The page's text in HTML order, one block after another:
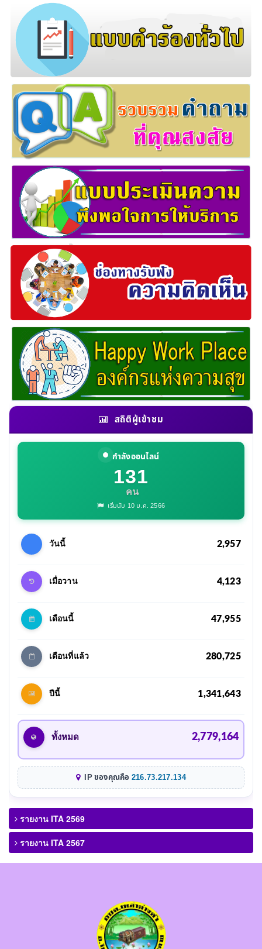
สถิติผู้เข้าชม
กำลังออนไลน์
131
คน
เริ่มนับ 10 ม.ค. 2566
วันนี้ 2,957
เมื่อวาน 4,123
เดือนนี้ 47,955
เดือนที่แล้ว 280,725
ปีนี้ 1,341,643
ทั้งหมด 2,779,164
IP ของคุณคือ 216.73.217.134
รายงาน ITA 2569
รายงาน ITA 2567